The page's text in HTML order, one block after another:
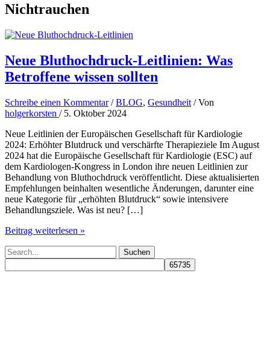
Nichtrauchen
Neue Bluthochdruck-Leitlinien: Was
Betroffene wissen sollten
Schreibe einen Kommentar /BLOG, Gesundheit / Von
holgerkorsten / 5. Oktober 2024
Neue Leitlinien der Europäischen Gesellschaft für Kardiologie
2024: Erhöhter Blutdruck und verschärfte Therapieziele Im August
2024 hat die Europäische Gesellschaft für Kardiologie (ESC) auf
dem Kardiologen-Kongress in London ihre neuen Leitlinien zur
Behandlung von Bluthochdruck veröffentlicht. Diese aktualisierten
Empfehlungen beinhalten wesentliche Änderungen, darunter eine
neue Kategorie für „erhöhten Blutdruck“ sowie intensivere
Behandlungsziele. Was ist neu? […]
Neue
Leitlinien:
Was
Betroffene
Beitrag weiterlesen »
Suchen
nach: